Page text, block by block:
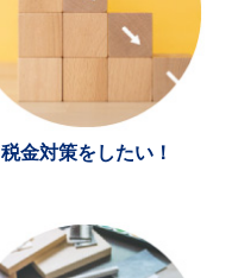
税金対策をしたい！